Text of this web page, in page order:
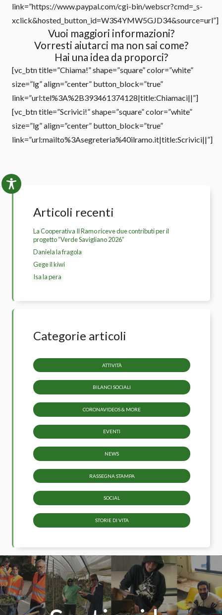
link=”https://www.paypal.com/cgi-bin/webscr?cmd=_s-
xclick&hosted_button_id=W3S4YMW5GJD34&source=url”]
Vuoi maggiori informazioni?
Vorresti aiutarci ma non sai come?
Hai una idea da proporci?
[vc_btn title=”Chiama!” shape=”square” color=”white”
size=”lg” align=”center” button_block=”true”
link=”url:tel%3A%2B393461374128|title:Chiamaci||”]
[vc_btn title=”Scrivici!” shape=”square” color=”white”
size=”lg” align=”center” button_block=”true”
link=”url:mailto%3Asegreteria%40ilramo.it|title:Scrivici||”]
Articoli recenti
La Cooperativa Il Ramo riceve due contributi per il
progetto “Verde Savigliano 2026”
Daniela la fragola
Gege il kiwi
Isa la pera
Categorie articoli
ATTIVITÀ
BILANCI SOCIALI
CORONAVIDEOS & MORE
EVENTI
NEWS
RASSEGNA STAMPA
SOCIAL
STORIE DI VITA